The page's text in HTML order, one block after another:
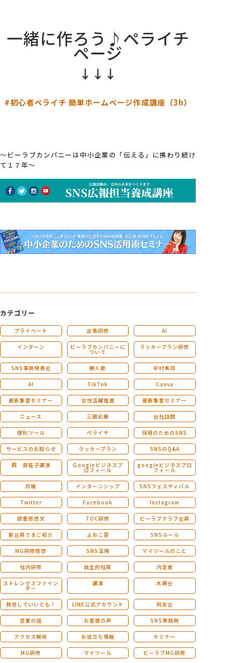
一緒に作ろう♪ペライチ
ページ
↓↓↓
#初心者ペライチ 簡単ホームページ作成講座（3h）
～ビーラブカンパニーは中小企業の「伝える」に携わり続け
て１７年～
カテゴリー
プライベート 出張研修 AI
インターン ビーラブカンパニーに
ついて
ラッカープラン研修
SNS事例発表会 勝人塾 中村美月
AI TikTok Canva
最新集客セミナー 女性活躍推進 最新集客セミナー
ニュース 三國彩華 会社訪問
便利ツール ペライチ 採用のためのSNS
サービスのお知らせ ラッカープラン SNSのQ&A
西 良旺子講演 Ｇoogleビジネスプ
ロフィール
googleビジネスプロ
フィール
月報 インターンシップ SNSフェスティバル
Twitter Facebook Instagram
読書感想文 TOC研修 ビーラブクラブ会員
新会員さまご紹介 よおこ賞 SNSルール
MG研修感想 SNS活用 マイツールのこと
社内研修 自主的社員 内定者
ストレングスファイン
ダー
講演 木鶏会
発信していいとも！ LINE公式アカウント 同友会
営業の話 お客様の声 SNS実践例
アクセス解析 お役立ち情報 セミナー
MG研修 マイツール ビーラブMG研修